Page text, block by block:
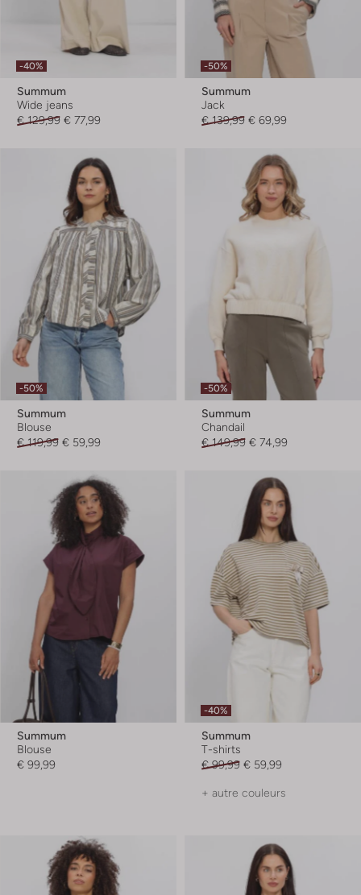
-40%
Summum
Wide jeans
€ 129,99 € 77,99
-50%
Summum
Jack
€ 139,99 € 69,99
-50%
Summum
Blouse
€ 119,99 € 59,99
-50%
Summum
Chandail
€ 149,99 € 74,99
Summum
Blouse
€ 99,99
-40%
Summum
T-shirts
€ 99,99 € 59,99
+ autre couleurs